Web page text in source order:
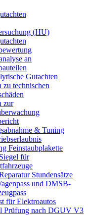
(HU)
an
Gutachten
zu technischen
zur
& Tuning
Feinstaubplakette
für
Stundensätze
und DMSB-
für Elektroautos
Prüfung nach DGUV V3